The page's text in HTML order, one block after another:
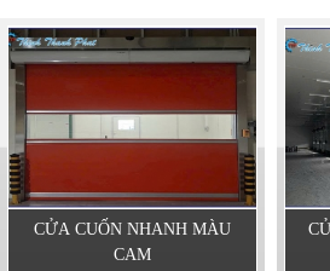
CỬA CUỐN NHANH MÀU
CAM